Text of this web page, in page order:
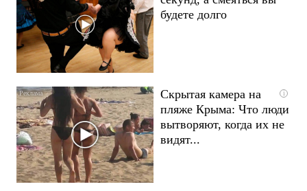
будете долго
i
Скрытая камера на
пляже Крыма: Что люди
вытворяют, когда их не
видят...